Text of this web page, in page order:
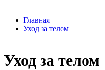
Главная
Уход за телом
Уход за телом